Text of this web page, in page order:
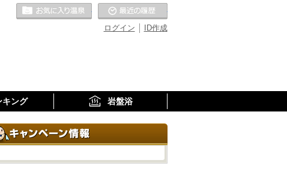
ID作成
ログイン
お気に入りの温泉
キング 岩盤浴